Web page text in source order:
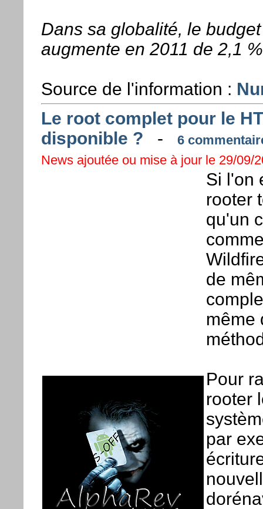
Dans sa globalité, le
augmente en 2011 de 2,1
Source de l'information :
Le root complet pour le
disponible ? -
6
News ajoutée ou mise à jour le 29/09/
Si l'on
rooter
qu'un
de
même
Pour
rooter
par